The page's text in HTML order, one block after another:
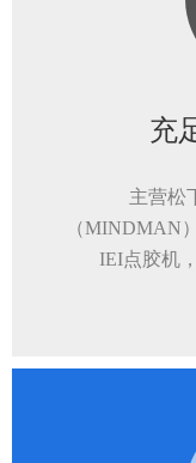
充
主营松
（MINDMAN
IEI点胶机